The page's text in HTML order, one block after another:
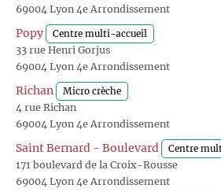
69004 Lyon 4e Arrondissement
Popy Centre multi-accueil
33 rue Henri Gorjus
69004 Lyon 4e Arrondissement
Richan Micro crèche
4 rue Richan
69004 Lyon 4e Arrondissement
Saint Bernard - Boulevard Centre
171 boulevard de la Croix-Rousse
69004 Lyon 4e Arrondissement